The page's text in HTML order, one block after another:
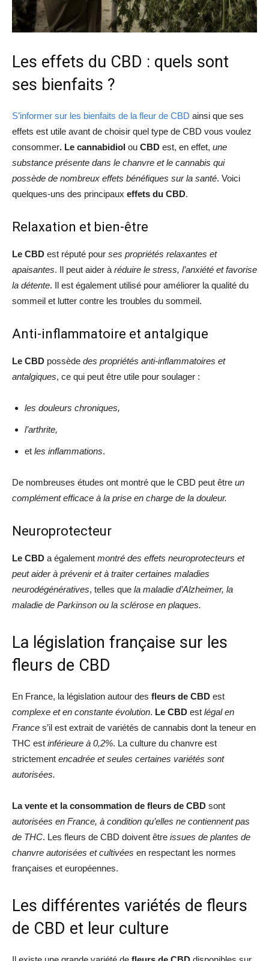
Les effets du CBD : quels sont
ses bienfaits ?
S’informer sur les bienfaits de la fleur de CBD ainsi que ses
effets est utile avant de choisir quel type de CBD vous voulez
consommer. Le cannabidiol ou CBD est, en effet, une
substance présente dans le chanvre et le cannabis qui
possède de nombreux effets bénéfiques sur la santé. Voici
quelques-uns des principaux effets du CBD.
Relaxation et bien-être
Le CBD est réputé pour ses propriétés relaxantes et
apaisantes. Il peut aider à réduire le stress, l’anxiété et favorise
la détente. Il est également utilisé pour améliorer la qualité du
sommeil et lutter contre les troubles du sommeil.
Anti-inflammatoire et antalgique
Le CBD possède des propriétés anti-inflammatoires et
antalgiques, ce qui peut être utile pour soulager :
les douleurs chroniques,
l’arthrite,
et les inflammations.
De nombreuses études ont montré que le CBD peut être un
complément efficace à la prise en charge de la douleur.
Neuroprotecteur
Le CBD a également montré des effets neuroprotecteurs et
peut aider à prévenir et à traiter certaines maladies
neurodégénératives, telles que la maladie d’Alzheimer, la
maladie de Parkinson ou la sclérose en plaques.
La législation française sur les
fleurs de CBD
En France, la législation autour des fleurs de CBD est
complexe et en constante évolution. Le CBD est légal en
France s’il est extrait de variétés de cannabis dont la teneur en
THC est inférieure à 0,2%. La culture du chanvre est
strictement encadrée et seules certaines variétés sont
autorisées.
La vente et la consommation de fleurs de CBD sont
autorisées en France, à condition qu’elles ne contiennent pas
de THC. Les fleurs de CBD doivent être issues de plantes de
chanvre autorisées et cultivées en respectant les normes
françaises et européennes.
Les différentes variétés de fleurs
de CBD et leur culture